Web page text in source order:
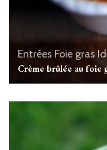
Entrées Foie gras
Crème brûlée au foie